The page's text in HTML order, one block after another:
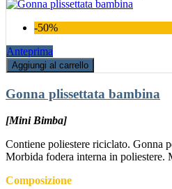
-50%
Anteprima
Aggiungi al carrello
Gonna plissettata bambina
[Mini Bimba]
Contiene poliestere riciclato. Gonna
Morbida fodera interna in poliestere.
Composizione